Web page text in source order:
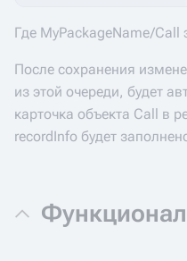
Где MyPackageName/Call
После сохранения
из этой очереди, будет
карточка объекта Call в
recordInfo будет